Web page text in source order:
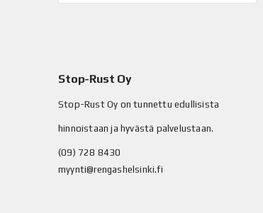
Stop-Rust Oy
Stop-Rust Oy on tunnettu edullisista
hinnoistaan ja hyvästä palvelustaan.
(09) 728 8430
myynti@rengashelsinki.fi